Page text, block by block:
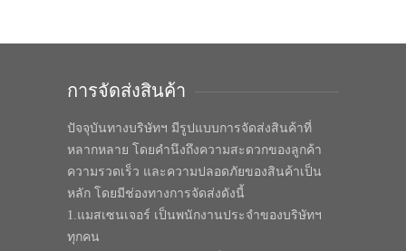
การจัดส่งสินค้า
ปัจจุบันทางบริษัทฯ มีรูปแบบการจัดส่งสินค้าที่
หลากหลาย โดยคำนึงถึงความสะดวกของลูกค้า
ความรวดเร็ว และความปลอดภัยของสินค้าเป็น
หลัก โดยมีช่องทางการจัดส่งดังนี้
1.แมสเซนเจอร์ เป็นพนักงานประจำของบริษัทฯ
ทุกคน